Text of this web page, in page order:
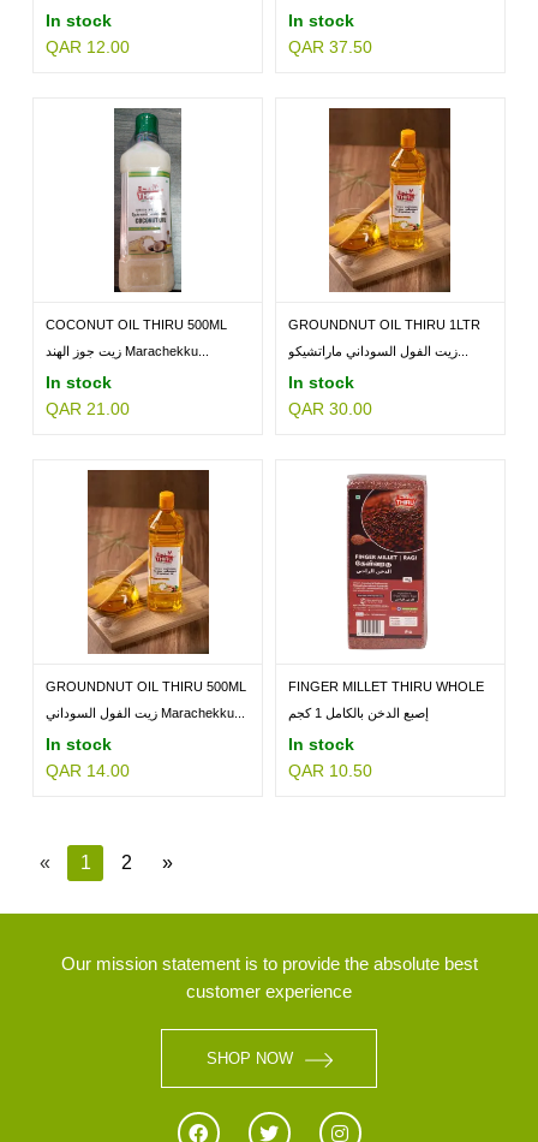
In stock
QAR 12.00
In stock
QAR 37.50
COCONUT OIL THIRU 500ML
زيت جوز الهند Marachekku...
In stock
QAR 21.00
GROUNDNUT OIL THIRU 1LTR
In stock
QAR 30.00
GROUNDNUT OIL THIRU 500ML
زيت الفول السوداني Marachekku...
In stock
QAR 14.00
FINGER MILLET THIRU WHOLE
1KG
إصبع الدخن بالكامل 1 كجم
In stock
QAR 10.50
« 1 2 »
Our mission statement is to provide the absolute best
customer experience
SHOP NOW